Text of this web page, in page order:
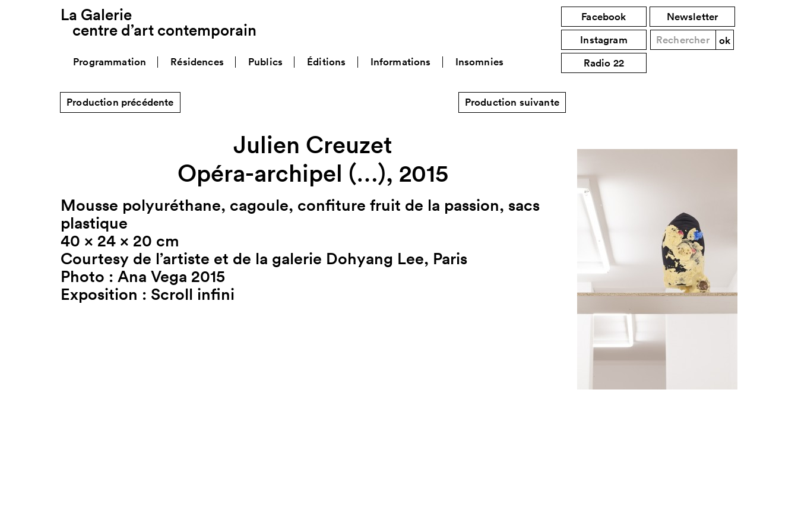
La Galerie
centre d’art contemporain
Programmation Résidences Publics Éditions Informations Insomnies
Facebook
Instagram
Radio 22
Newsletter
Production précédente Production suivante
Julien Creuzet
Opéra-archipel (…), 2015
Mousse polyuréthane, cagoule, confiture fruit de la passion, sacs
plastique
40 x 24 x 20 cm
Courtesy de l’artiste et de la galerie Dohyang Lee, Paris
Photo : Ana Vega 2015
Exposition : Scroll infini